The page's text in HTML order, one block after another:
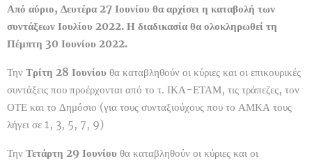
Από αύριο, Δευτέρα 27 Ιουνίου θα αρχίσει η καταβολή των
συντάξεων Ιουλίου 2022. Η διαδικασία θα ολοκληρωθεί τη
Πέμπτη 30 Ιουνίου 2022.
Την Τρίτη 28 Ιουνίου θα καταβληθούν οι κύριες και οι επικουρικές
συντάξεις που προέρχονται από το τ. ΙΚΑ-ΕΤΑΜ, τις τράπεζες, τον
ΟΤΕ και το Δημόσιο (για τους συνταξιούχους που το ΑΜΚΑ τους
λήγει σε 1, 3, 5, 7, 9)
Την Τετάρτη 29 Ιουνίου θα καταβληθούν οι κύριες και οι